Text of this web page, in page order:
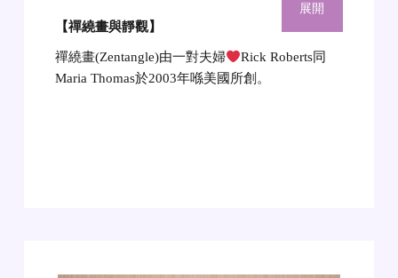
【禪繞畫與靜觀】
禪繞畫(Zentangle)由一對夫婦‍
‍Rick Roberts同
Maria Thomas於2003年喺美國所創。
展開